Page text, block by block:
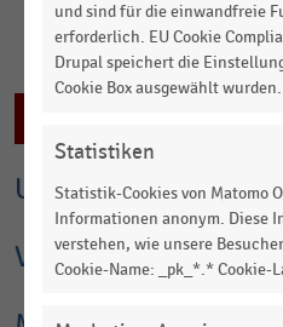
Gegenstand des
Vertrieb von Fahrrädern,
sowie Radsportbekleidung unter
Die Muttergesellschaft des
& Co. KG, Bocholt.
Rose und Thorsten Heckrath-
Produkte und
Rose Bikes entwickelt und
MEHR
Umsatz und
Vertriebsnetz
und sind für die einwandfreie
erforderlich. EU Cookie
Drupal speichert die
Cookie Box ausgewählt wurden.
Statistiken
Statistik-Cookies von Matomo
Informationen anonym. Diese
verstehen, wie unsere
Cookie-Name: _pk_*.* Cookie-